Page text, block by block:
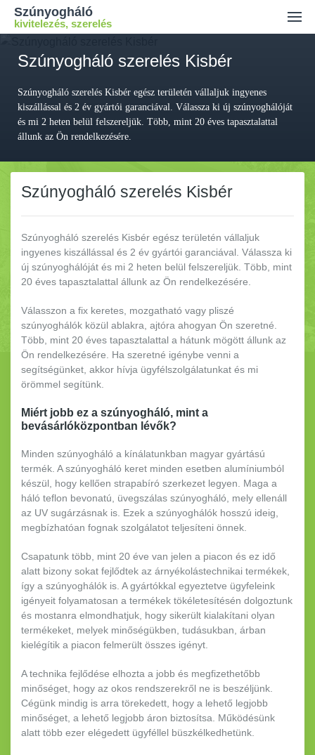
Szúnyogháló
kivitelezés, szerelés
Ajánlatkérés
Kiszállási díj
Kapcsolat
Szúnyogháló szerelés Kisbér
Szúnyogháló szerelés Kisbér egész területén vállaljuk ingyenes
kiszállással és 2 év gyártói garanciával. Válassza ki új szúnyoghálóját
és mi 2 heten belül felszereljük. Több, mint 20 éves tapasztalattal
állunk az Ön rendelkezésére.
Szúnyogháló szerelés Kisbér
Szúnyogháló szerelés Kisbér egész területén vállaljuk
ingyenes kiszállással és 2 év gyártói garanciával. Válassza ki
új szúnyoghálóját és mi 2 heten belül felszereljük. Több, mint
20 éves tapasztalattal állunk az Ön rendelkezésére.
Válasszon a fix keretes, mozgatható vagy pliszé
szúnyoghálók közül ablakra, ajtóra ahogyan Ön szeretné.
Több, mint 20 éves tapasztalattal a hátunk mögött állunk az
Ön rendelkezésére. Ha szeretné igénybe venni a
segítségünket, akkor hívja ügyfélszolgálatunkat és mi
örömmel segítünk.
Miért jobb ez a szúnyogháló, mint a
bevásárlóközpontban lévők?
Minden szúnyogháló a kínálatunkban magyar gyártású
termék. A szúnyogháló keret minden esetben alumíniumból
készül, hogy kellően strapabíró szerkezet legyen. Maga a
háló teflon bevonatú, üvegszálas szúnyogháló, mely ellenáll
az UV sugárzásnak is. Ezek a szúnyoghálók hosszú ideig,
megbízhatóan fognak szolgálatot teljesíteni önnek.
Csapatunk több, mint 20 éve van jelen a piacon és ez idő
alatt bizony sokat fejlődtek az árnyékolástechnikai termékek,
így a szúnyoghálók is. A gyártókkal egyeztetve ügyfeleink
igényeit folyamatosan a termékek tökéletesítésén dolgoztunk
és mostanra elmondhatjuk, hogy sikerült kialakítani olyan
termékeket, melyek minőségükben, tudásukban, árban
kielégítik a piacon felmerült összes igényt.
A technika fejlődése elhozta a jobb és megfizethetőbb
minőséget, hogy az okos rendszerekről ne is beszéljünk.
Cégünk mindig is arra törekedett, hogy a lehető legjobb
minőséget, a lehető legjobb áron biztosítsa. Működésünk
alatt több ezer elégedett ügyféllel büszkélkedhetünk.